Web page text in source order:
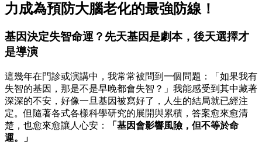
力成為預防大腦老化的最強防線！
基因決定失智命運？先天基因是劇本，後天選擇才
是導演
這幾年在門診或演講中，我常常被問到一個問題：「如果我有
失智的基因，那是不是早晚都會失智？」我能感受到其中藏著
深深的不安，好像一旦基因被寫好了，人生的結局就已經注
定。但隨著各式各樣科學研究的展開與累積，答案愈來愈清
楚，也愈來愈讓人心安：
「基因會影響風險，但不等於命
運。」